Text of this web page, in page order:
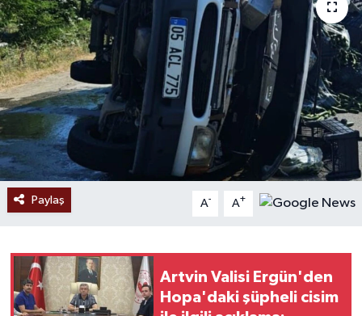
Paylaş A- A+
Artvin Valisi Ergün'den
Hopa'daki şüpheli cisim